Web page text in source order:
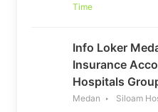
Time
Info Loker
Insurance
Hospitals
Medan Siloam